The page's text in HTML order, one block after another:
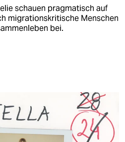
schauen pragmatisch auf
migrationskritische Menschen
bei.